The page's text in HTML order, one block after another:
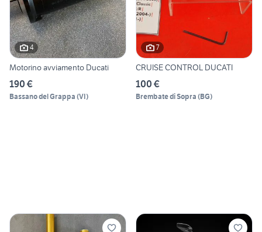
4
Motorino avviamento Ducati
190 €
Bassano del Grappa (VI)
7
CRUISE CONTROL DUCATI
100 €
Brembate di Sopra (BG)